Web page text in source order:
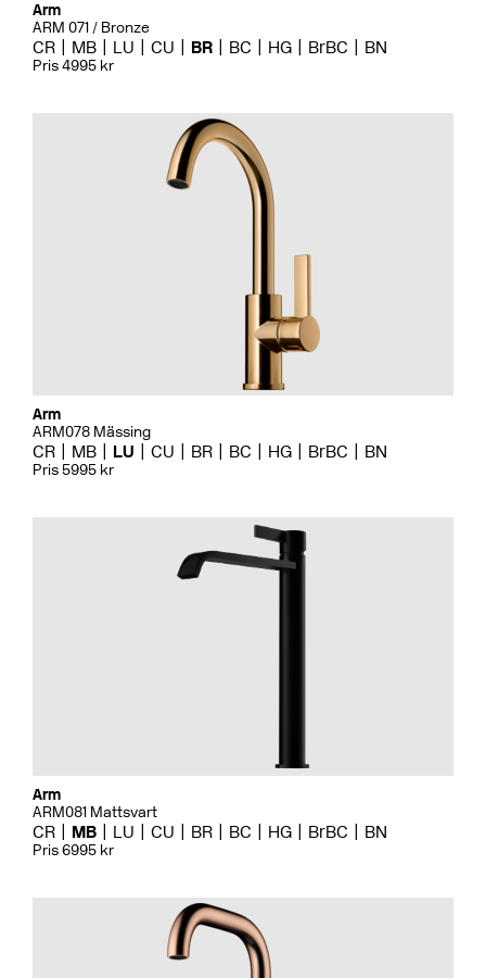
Arm
ARM 071 / Bronze
CR MB LU CU BR BC HG BrBC BN
Pris 4995 kr
Arm
ARM078 Mässing
CR MB LU CU BR BC HG BrBC BN
Pris 5995 kr
Arm
ARM081 Mattsvart
CR MB LU CU BR BC HG BrBC BN
Pris 6995 kr